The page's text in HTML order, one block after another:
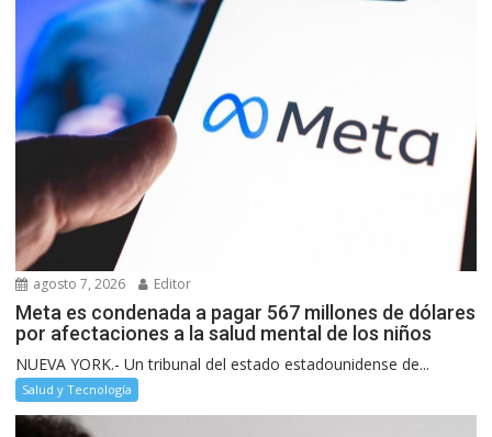
agosto 7, 2026 Editor
Meta es condenada a pagar 567 millones de dólares
por afectaciones a la salud mental de los niños
NUEVA YORK.- Un tribunal del estado estadounidense de...
Salud y Tecnología